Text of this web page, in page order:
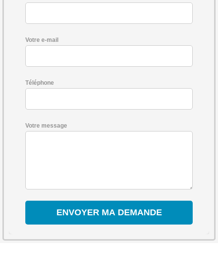
Votre e-mail
Téléphone
Votre message